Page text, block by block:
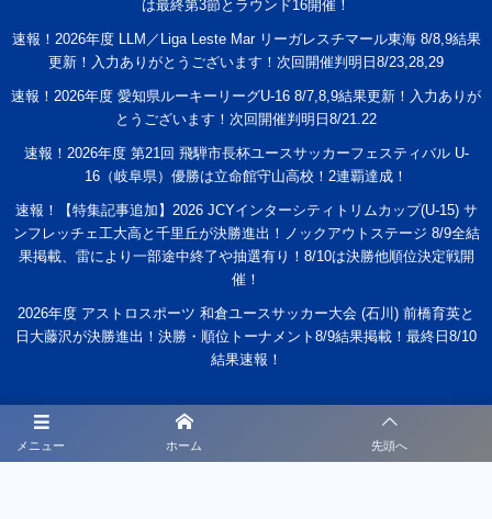
メニュー ホーム 先頭へ
は最終第3節とラウンド16開催！
速報！2026年度 LLM／Liga Leste Mar リーガレスチマール東海 8/8,9結果
更新！入力ありがとうございます！次回開催判明日8/23,28,29
速報！2026年度 愛知県ルーキーリーグU-16 8/7,8,9結果更新！入力ありが
とうございます！次回開催判明日8/21.22
速報！2026年度 第21回 飛騨市長杯ユースサッカーフェスティバル U-
16（岐阜県）優勝は立命館守山高校！2連覇達成！
速報！【特集記事追加】2026 JCYインターシティトリムカップ(U-15) サ
ンフレッチェ工大高と千里丘が決勝進出！ノックアウトステージ 8/9全結
果掲載、雷により一部途中終了や抽選有り！8/10は決勝他順位決定戦開
催！
2026年度 アストロスポーツ 和倉ユースサッカー大会 (石川) 前橋育英と
日大藤沢が決勝進出！決勝・順位トーナメント8/9結果掲載！最終日8/10
結果速報！
スクールについて